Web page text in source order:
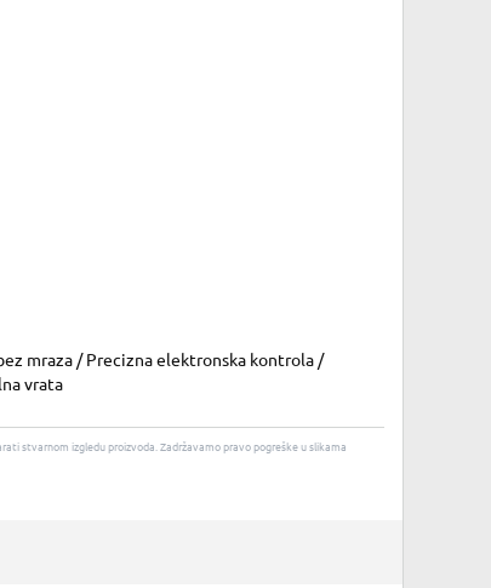
mraza / Precizna elektronska kontrola /
vrata
stvarnom izgledu proizvoda. Zadržavamo pravo pogreške u slikama